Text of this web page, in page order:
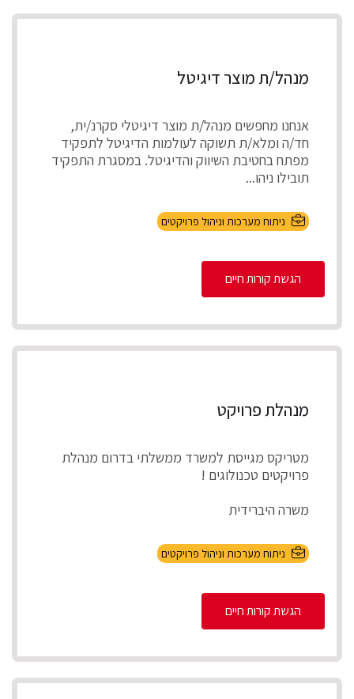
מנהל/ת מוצר דיגיטל
אנחנו מחפשים מנהל/ת מוצר דיגיטלי סקרנ/ית,
חד/ה ומלא/ת תשוקה לעולמות הדיגיטל לתפקיד
מפתח בחטיבת השיווק והדיגיטל. במסגרת התפקיד
תובילו ניהו...
ניתוח מערכות וניהול פרויקטים
הגשת קורות חיים
מנהלת פרויקט
מטריקס מגייסת למשרד ממשלתי בדרום מנהלת
פרויקטים טכנולוגים !
משרה היברידית
תיאור התפקיד
והטמע...
ניתוח מערכות וניהול פרויקטים
הגשת קורות חיים